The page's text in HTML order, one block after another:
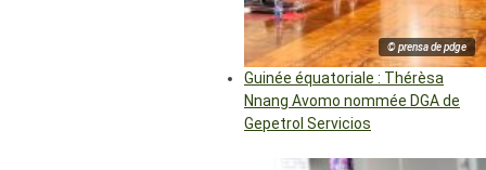
© prensa de pdge
Guinée équatoriale : Thérèsa
Nnang Avomo nommée DGA de
Gepetrol Servicios